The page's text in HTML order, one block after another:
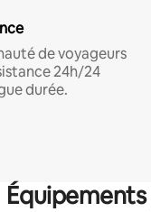
de voyageurs
24h/24
durée.